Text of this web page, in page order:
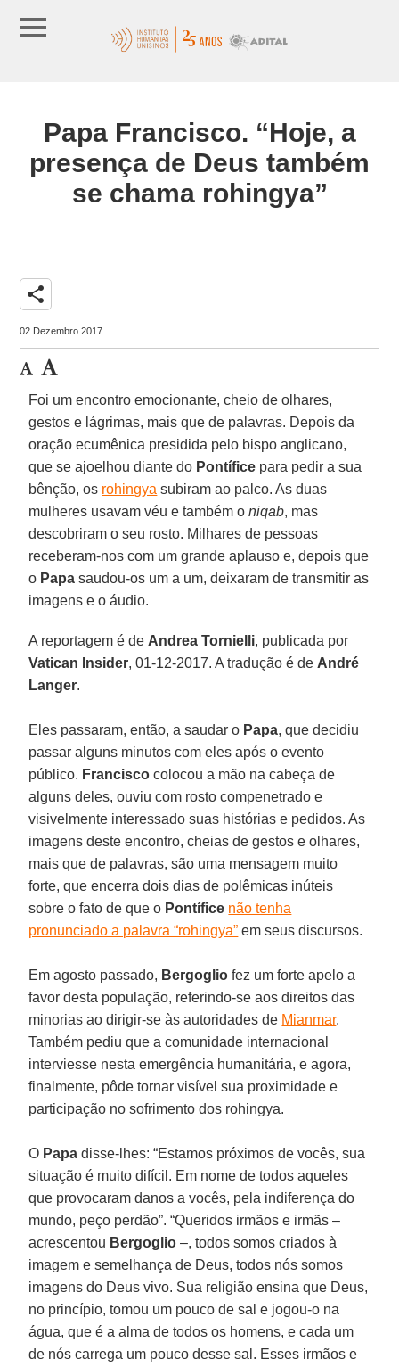
Papa Francisco. “Hoje, a
presença de Deus também
se chama rohingya”
share
02 Dezembro 2017
Foi um encontro emocionante, cheio de olhares,
gestos e lágrimas, mais que de palavras. Depois da
oração ecumênica presidida pelo bispo anglicano,
que se ajoelhou diante do Pontífice para pedir a sua
bênção, os rohingya subiram ao palco. As duas
mulheres usavam véu e também oniqab, mas
descobriram o seu rosto. Milhares de pessoas
receberam-nos com um grande aplauso e, depois que
o Papa saudou-os um a um, deixaram de transmitir as
imagens e o áudio.
A reportagem é de Andrea Tornielli, publicada por
Vatican Insider, 01-12-2017. A tradução é de André
Langer.
Eles passaram, então, a saudar o Papa, que decidiu
passar alguns minutos com eles após o evento
público. Francisco colocou a mão na cabeça de
alguns deles, ouviu com rosto compenetrado e
visivelmente interessado suas histórias e pedidos. As
imagens deste encontro, cheias de gestos e olhares,
mais que de palavras, são uma mensagem muito
forte, que encerra dois dias de polêmicas inúteis
sobre o fato de que o Pontífice não tenha
pronunciado a palavra “rohingya” em seus discursos.
Em agosto passado, Bergoglio fez um forte apelo a
favor desta população, referindo-se aos direitos das
minorias ao dirigir-se às autoridades de Mianmar.
Também pediu que a comunidade internacional
interviesse nesta emergência humanitária, e agora,
finalmente, pôde tornar visível sua proximidade e
participação no sofrimento dos rohingya.
O Papa disse-lhes: “Estamos próximos de vocês, sua
situação é muito difícil. Em nome de todos aqueles
que provocaram danos a vocês, pela indiferença do
mundo, peço perdão”. “Queridos irmãos e irmãs –
acrescentou Bergoglio –, todos somos criados à
imagem e semelhança de Deus, todos nós somos
imagens do Deus vivo. Sua religião ensina que Deus,
no princípio, tomou um pouco de sal e jogou-o na
água, que é a alma de todos os homens, e cada um
de nós carrega um pouco desse sal. Esses irmãos e